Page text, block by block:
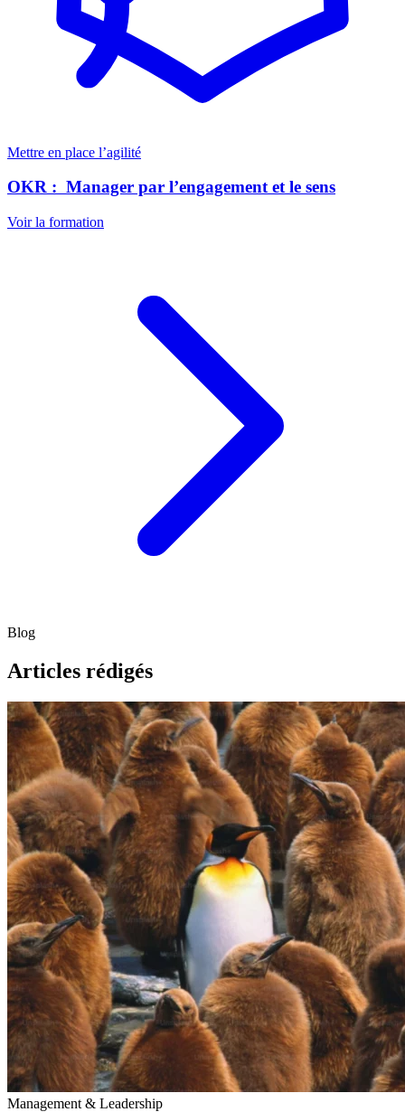
Mettre en place l’agilité
OKR : ​ Manager par l’engagement et le sens
Voir la formation
Blog
Articles rédigés
Management & Leadership